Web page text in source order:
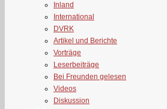
Inland
International
DVRK
Artikel und Berichte
Vorträge
Leserbeiträge
Bei Freunden gelesen
Videos
Diskussion